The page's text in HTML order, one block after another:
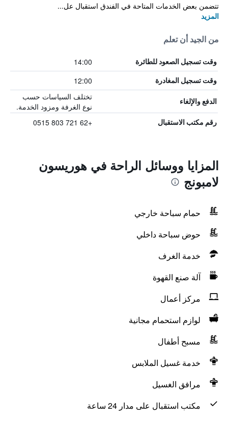
تتضمن بعض الخدمات المتاحة في الفندق استقبال عل...
المزيد
من الجيد أن تعلم
وقت تسجيل الصعود للطائرة 14:00
وقت تسجيل المغادرة 12:00
الدفع والإلغاء
تختلف السياسات حسب
نوع الغرفة ومزود الخدمة.
رقم مكتب الاستقبال +62 721 803 0515
المزايا ووسائل الراحة في هوريسون
لامبونج
حمام سباحة خارجي
حوض سباحة داخلي
خدمة الغرف
آلة صنع القهوة
مركز أعمال
لوازم استحمام مجانية
مسبح أطفال
خدمة غسيل الملابس
مرافق الغسيل
مكتب استقبال على مدار 24 ساعة